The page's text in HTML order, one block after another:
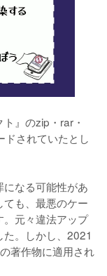
』のzip・rar・
されていたとし
なる可能性があ
も、最悪のケー
。元々違法アップ
。しかし、2021
著作物に適用され